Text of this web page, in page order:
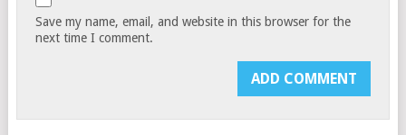
Save my name, email, and website in this browser for the
next time I comment.